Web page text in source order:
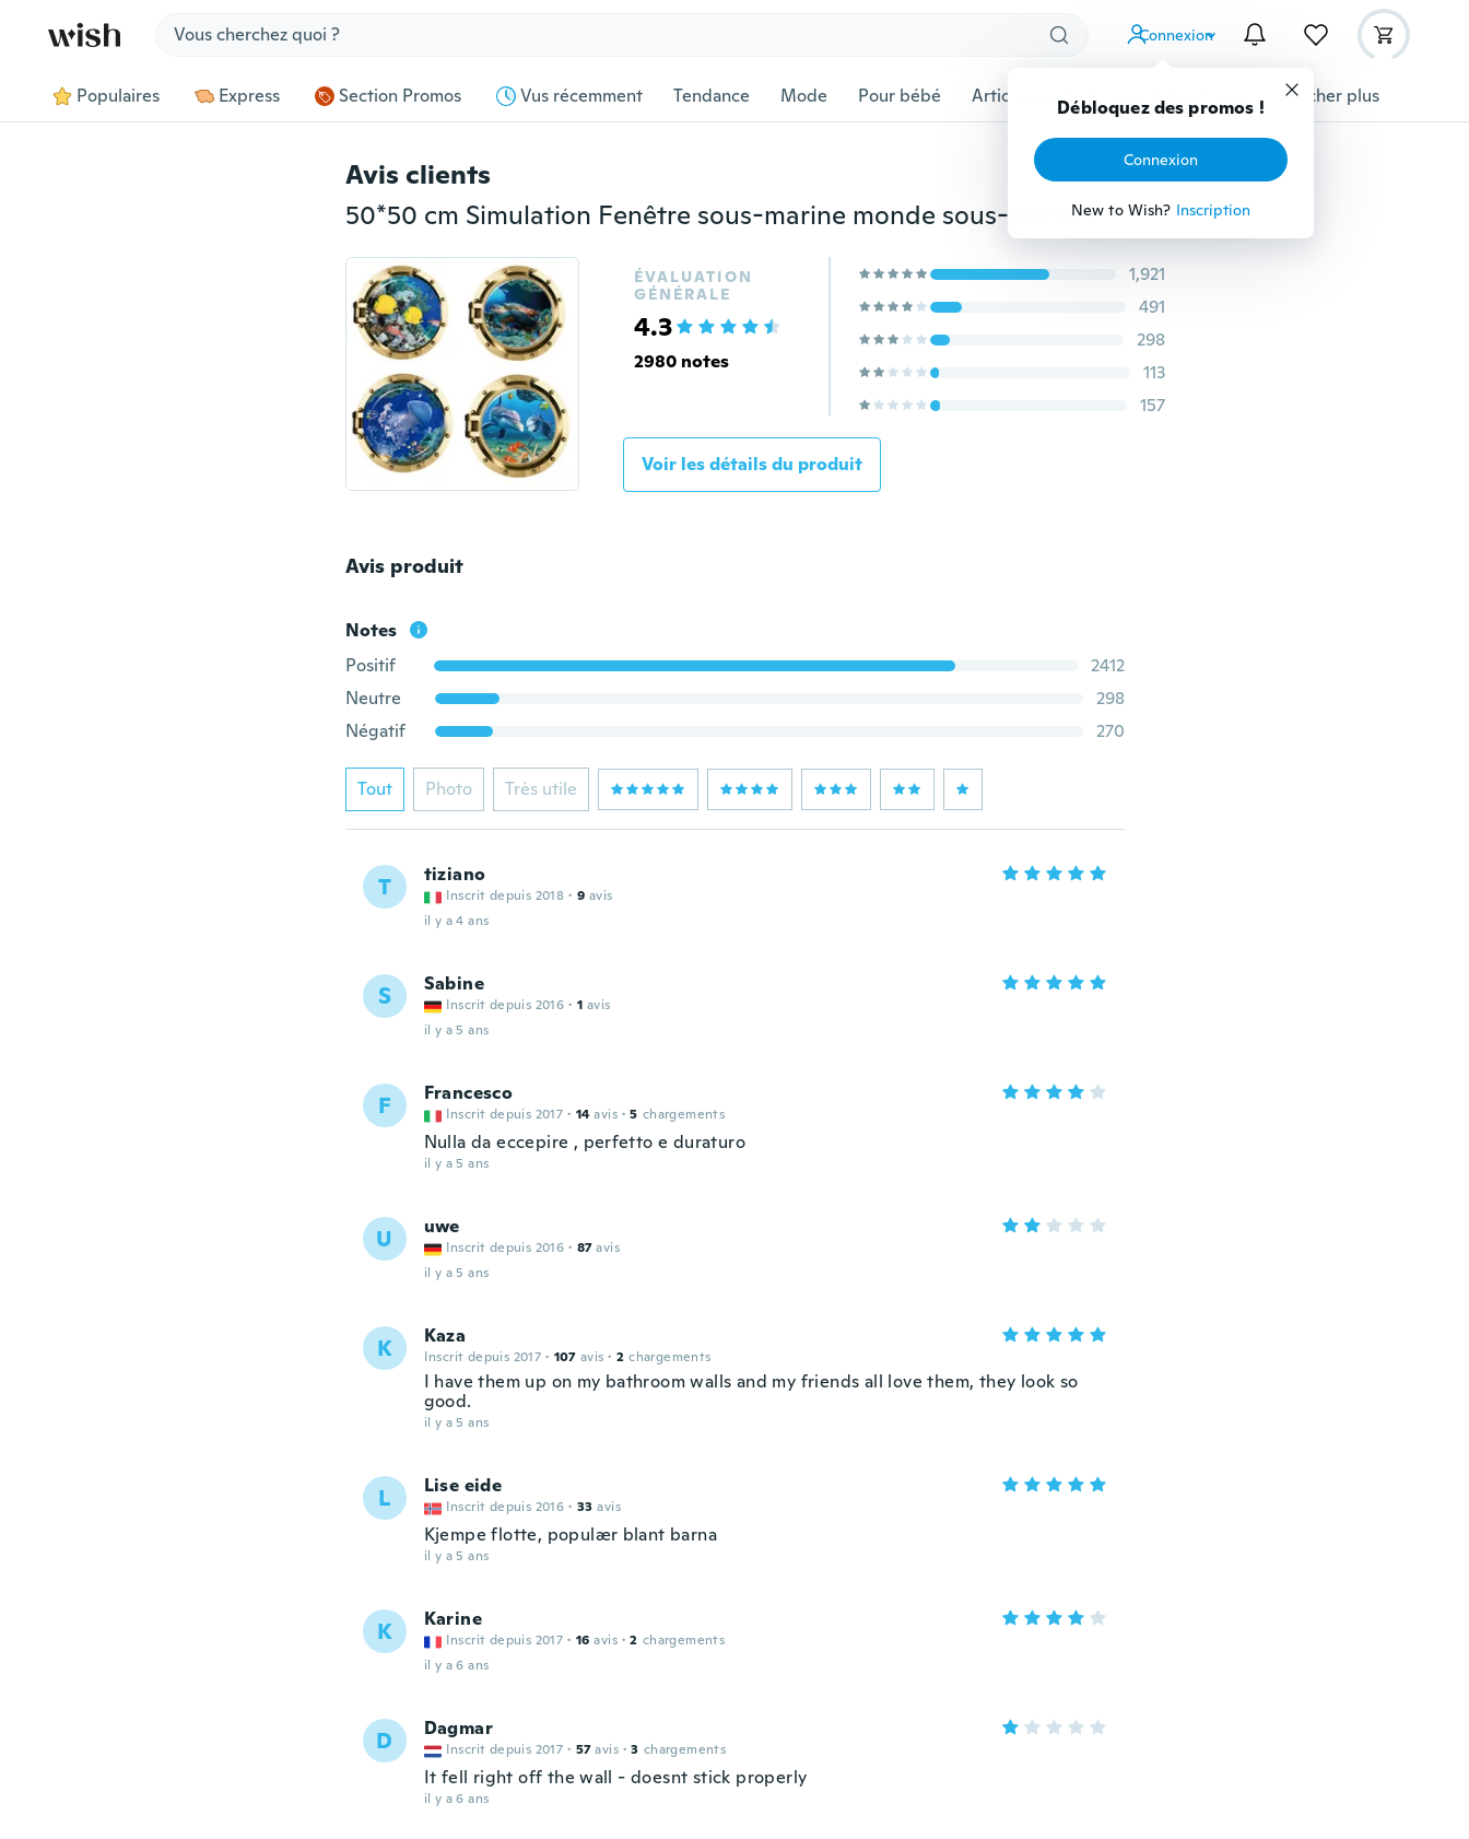
Connexion
Débloquez des promos !
Connexion
New to Wish? Inscription
Populaires Express Section Promos Vus récemment Tendance Mode Pour bébé Articles pour animaux domestiques Afficher plus
Avis clients
50*50 cm Simulation Fenêtre sous-marine monde sous-marin 3D Autocollants muraux 3D
ÉVALUATION
GÉNÉRALE
4.3
2980 notes
1,921
491
298
113
157
Voir les détails du produit
Avis produit
Notes
Positif
2412
Neutre
298
Négatif
270
Tout Photo Très utile
T tiziano
Inscrit depuis 2018 · 9 avis
il y a 4 ans
S Sabine
Inscrit depuis 2016 · 1 avis
il y a 5 ans
F Francesco
Inscrit depuis 2017 · 14 avis · 5 chargements
Nulla da eccepire , perfetto e duraturo
il y a 5 ans
U uwe
Inscrit depuis 2016 · 87 avis
il y a 5 ans
K Kaza
Inscrit depuis 2017 · 107 avis · 2 chargements
I have them up on my bathroom walls and my friends all love them, they look so
good.
il y a 5 ans
L Lise eide
Inscrit depuis 2016 · 33 avis
Kjempe flotte, populær blant barna
il y a 5 ans
K Karine
Inscrit depuis 2017 · 16 avis · 2 chargements
il y a 6 ans
D Dagmar
Inscrit depuis 2017 · 57 avis · 3 chargements
It fell right off the wall - doesnt stick properly
il y a 6 ans